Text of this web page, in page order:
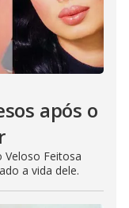
após o
Veloso Feitosa
a vida dele.